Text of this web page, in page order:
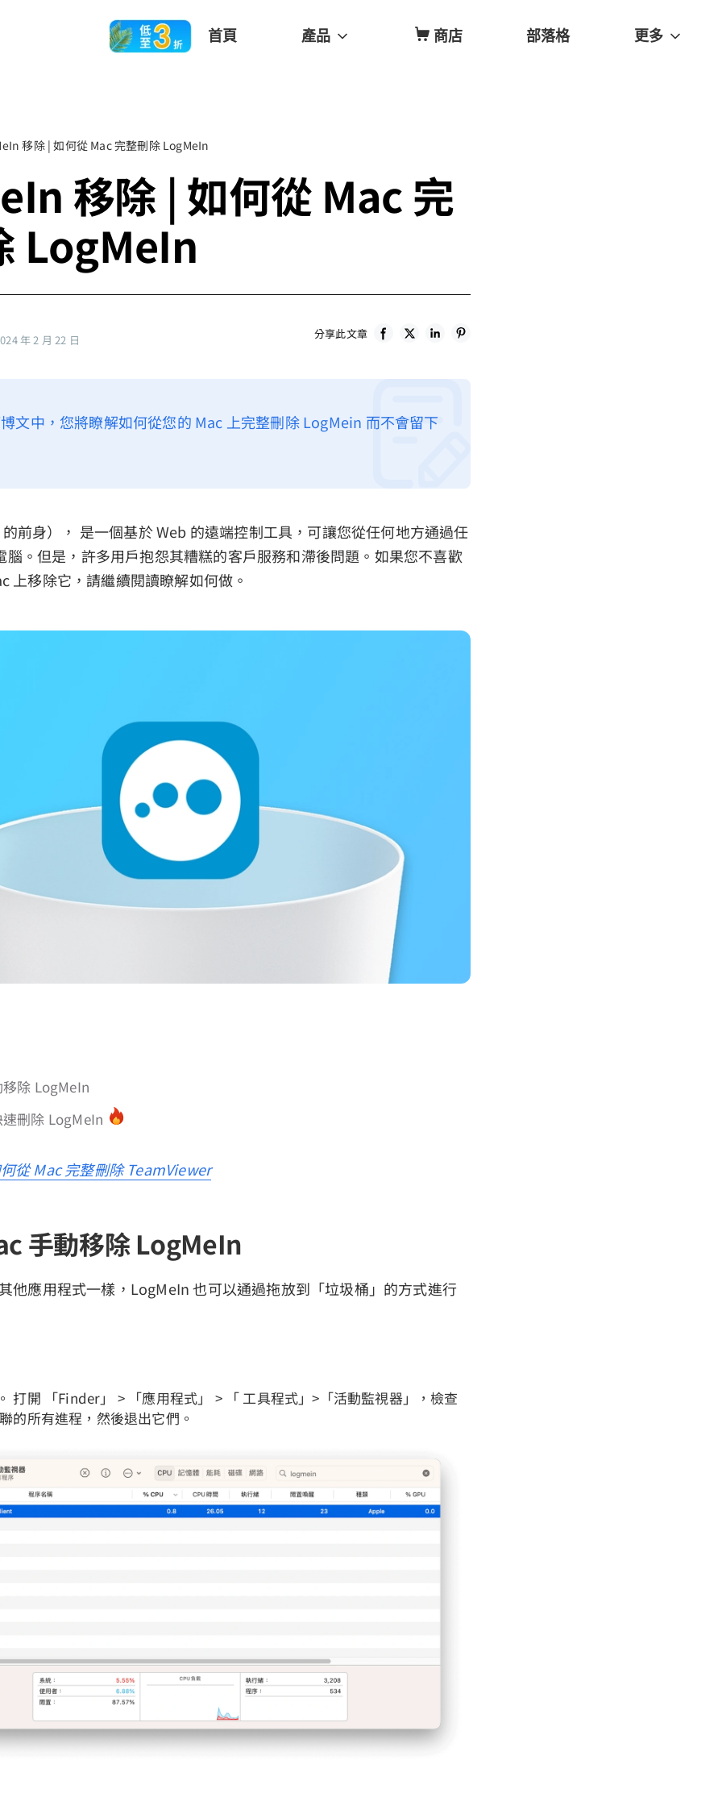
首頁 產品 商店 部落格 更多
移除 | 如何從 Mac 完整刪除 LogMeIn
移除 | 如何從 Mac 完
LogMeIn
年 2 月 22 日 分享此文章
文中，您將瞭解如何從您的 Mac 上完整刪除 LogMein 而不會留下
前身）， 是一個基於 Web 的遠端控制工具，可讓您從任何地方通過任
腦。但是，許多用戶抱怨其糟糕的客戶服務和滯後問題。如果您不喜歡
上移除它，請繼續閱讀瞭解如何做。
除 LogMeIn
刪除 LogMeIn
從 Mac 完整刪除 TeamViewer
手動移除 LogMeIn
他應用程式一樣，LogMeIn 也可以通過拖放到「垃圾桶」的方式進行
打開 「Finder」 > 「應用程式」 > 「 工具程式」>「活動監視器」，檢查
的所有進程，然後退出它們。